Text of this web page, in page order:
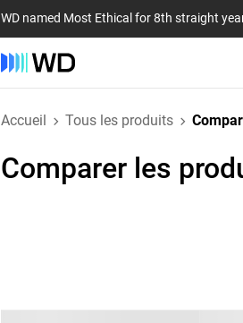
WD named Most Ethical for 8th straight
Accueil Tous les produits
Comparer les